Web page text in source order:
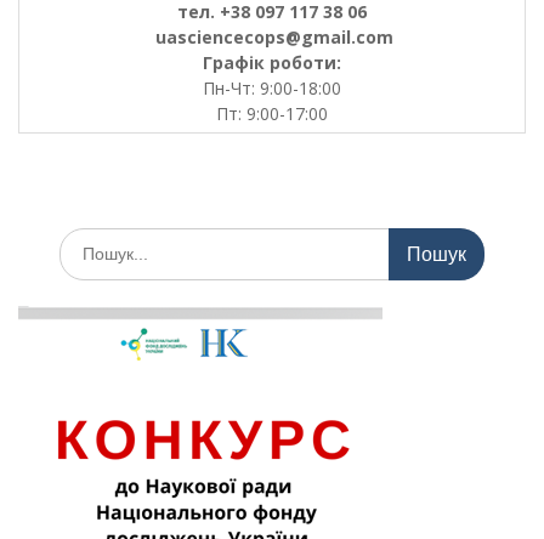
тел. +38 097 117 38 06
uasciencecops@gmail.com
Графік роботи:
Пн-Чт: 9:00-18:00
Пт: 9:00-17:00
Шукати: